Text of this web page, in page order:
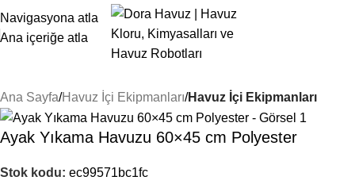
Navigasyona atla
Ana içeriğe atla
Ana Sayfa Havuz İçi Ekipmanları Havuz İçi Ekipmanları
Ayak Yıkama Havuzu 60×45 cm Polyester
Stok kodu: ec99571bc1fc